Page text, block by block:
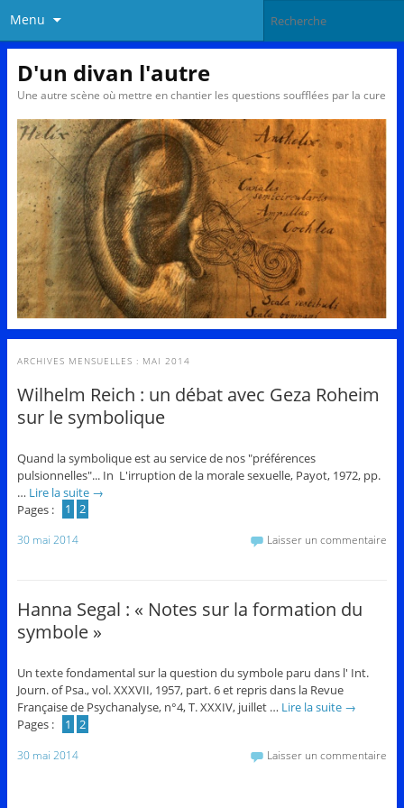
Menu
D'un divan l'autre
Une autre scène où mettre en chantier les questions soufflées par la cure
ARCHIVES MENSUELLES : MAI 2014
Wilhelm Reich : un débat avec Geza Roheim
sur le symbolique
Quand la symbolique est au service de nos "préférences
pulsionnelles"... In L'irruption de la morale sexuelle, Payot, 1972, pp.
… Lire la suite →
Pages :
1 2
30 mai 2014 Laisser un commentaire
Hanna Segal : « Notes sur la formation du
symbole »
Un texte fondamental sur la question du symbole paru dans l' Int.
Journ. of Psa., vol. XXXVII, 1957, part. 6 et repris dans la Revue
Française de Psychanalyse, n°4, T. XXXIV, juillet … Lire la suite →
Pages :
1 2
30 mai 2014 Laisser un commentaire